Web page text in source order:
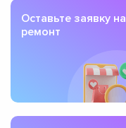
Оставьте заявку на
ремонт